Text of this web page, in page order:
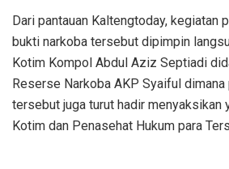
Dari pantauan Kaltengtoday, kegiatan
bukti narkoba tersebut dipimpin
Kotim Kompol Abdul Aziz Septiadi
Reserse Narkoba AKP Syaiful
tersebut juga turut hadir menyaksikan
Kotim dan Penasehat Hukum para